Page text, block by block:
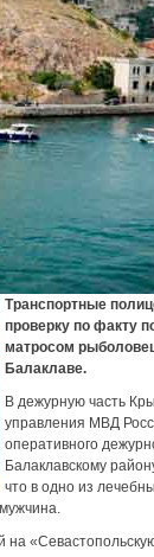
Транспортные
проверку по факту
матросом
Балаклаве.
В дежурную часть
управления МВД
оперативного
Балаклавскому
что в одно из
на